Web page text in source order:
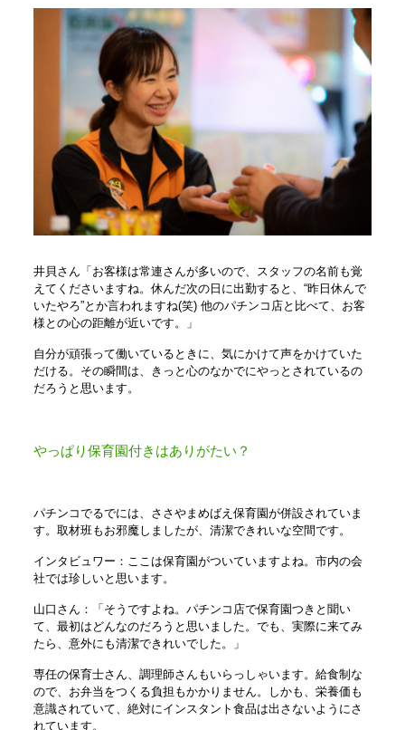
井貝さん「お客様は常連さんが多いので、スタッフの名前も覚
えてくださいますね。休んだ次の日に出勤すると、“昨日休んで
いたやろ”とか言われますね(笑) 他のパチンコ店と比べて、お客
様との心の距離が近いです。」
自分が頑張って働いているときに、気にかけて声をかけていた
だける。その瞬間は、きっと心のなかでにやっとされているの
だろうと思います。
やっぱり保育園付きはありがたい？
パチンコでるでには、ささやまめばえ保育園が併設されていま
す。取材班もお邪魔しましたが、清潔できれいな空間です。
インタビュワー：ここは保育園がついていますよね。市内の会
社では珍しいと思います。
山口さん：「そうですよね。パチンコ店で保育園つきと聞い
て、最初はどんなのだろうと思いました。でも、実際に来てみ
たら、意外にも清潔できれいでした。」
専任の保育士さん、調理師さんもいらっしゃいます。給食制な
ので、お弁当をつくる負担もかかりません。しかも、栄養価も
意識されていて、絶対にインスタント食品は出さないようにさ
れています。